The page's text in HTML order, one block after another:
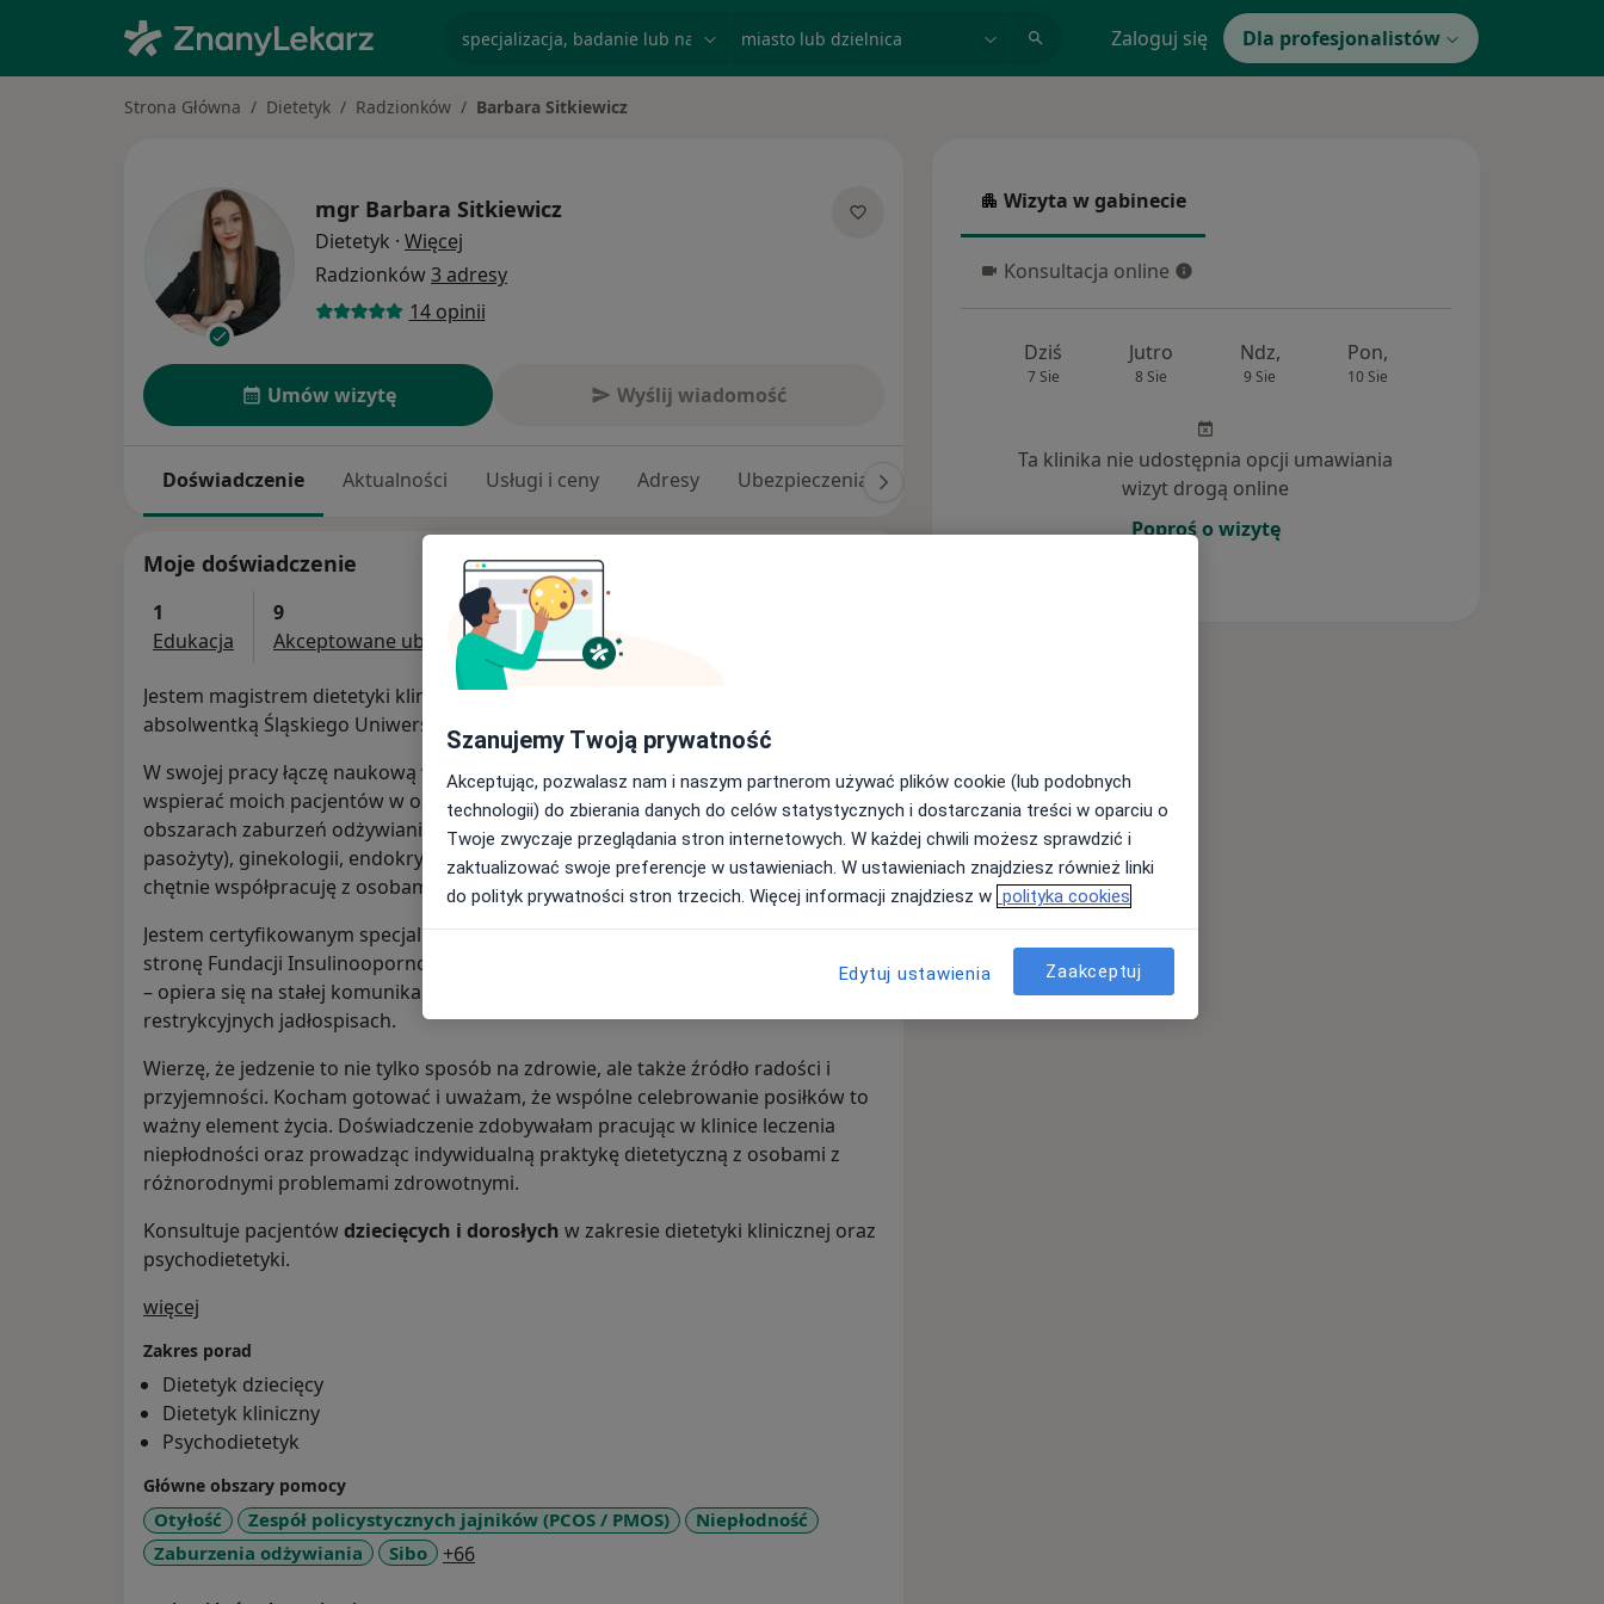
Zaloguj się Dla profesjonalistów
Strona Główna Dietetyk Radzionków Barbara Sitkiewicz
mgr Barbara Sitkiewicz
Dietetyk · Więcej
Radzionków3 adresy
14 opinii
Umów wizytę Wyślij wiadomość
Doświadczenie Aktualności Usługi i ceny Adresy Ubezpieczenia Odpowiedzi na pytania (4)
Moje doświadczenie
1
Edukacja
9
Akceptowane ubezpieczenia
Jestem magistrem dietetyki klinicznej ze specjalnością w psychodietetyce,
absolwentką Śląskiego Uniwersytetu Medycznego w Katowicach.
W swojej pracy łączę naukową wiedzę z empatycznym podejściem, aby skutecznie
wspierać moich pacjentów w osiąganiu ich celów zdrowotnych. Specjalizuję się w
obszarach zaburzeń odżywiania, otyłości, chorób jelit (SIBO, IMO, kandydoza,
pasożyty), ginekologii, endokrynologii oraz niepłodności partnerskiej, jednak
chętnie współpracuję z osobami z każdą jednostką chorobową.
Jestem certyfikowanym specjalistą przyjaznym insulinoopornym, wpisanym na
stronę Fundacji Insulinooporność Moje podejście do dietoterapii jest holistyczne
– opiera się na stałej komunikacji i budowaniu zdrowych nawyków, a nie na
restrykcyjnych jadłospisach.
Wierzę, że jedzenie to nie tylko sposób na zdrowie, ale także źródło radości i
przyjemności. Kocham gotować i uważam, że wspólne celebrowanie posiłków to
ważny element życia. Doświadczenie zdobywałam pracując w klinice leczenia
niepłodności oraz prowadząc indywidualną praktykę dietetyczną z osobami z
różnorodnymi problemami zdrowotnymi.
Konsultuje pacjentówdziecięcych i dorosłych w zakresie dietetyki klinicznej oraz
psychodietetyki.
więcej
Zakres porad
Dietetyk dziecięcy
Dietetyk kliniczny
Psychodietetyk
Główne obszary pomocy
Otyłość Zespół policystycznych jajników (PCOS / PMOS)
Niepłodność
Zaburzenia odżywiania
Sibo +66a11y_sr_more_diseases
Wizyta w gabinecie
Wizyta w gabinecie
Konsultacja online
Konsultacja online
Dziś
7 Sie
Jutro
8 Sie
Ndz,
9 Sie
Pon,
10 Sie
Ta klinika nie udostępnia opcji umawiania
wizyt drogą online
Poproś o wizytę
Szanujemy Twoją prywatność
Akceptując, pozwalasz nam i naszym partnerom używać plików cookie (lub podobnych
technologii) do zbierania danych do celów statystycznych i dostarczania treści w oparciu o
Twoje zwyczaje przeglądania stron internetowych. W każdej chwili możesz sprawdzić i
zaktualizować swoje preferencje w ustawieniach. W ustawieniach znajdziesz również linki
do polityk prywatności stron trzecich. Więcej informacji znajdziesz w polityka cookies
Edytuj ustawienia Zaakceptuj